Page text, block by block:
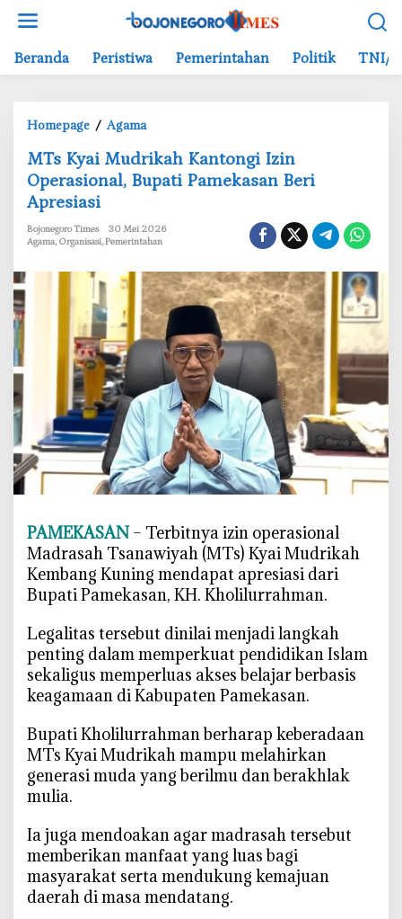
Beranda Peristiwa Pemerintahan Politik TNI/
Homepage / Agama
T
s
y
a
M
u
d
r
k
a
K
a
n
n
g
i
I
i
n
O
p
r
a
s
n
a
l
,
‎MTs Kyai Mudrikah Kantongi Izin
Operasional, Bupati Pamekasan Beri
Apresiasi
Bojonegoro Times
30 Mei 2026
Agama,Organisasi,Pemerintahan
PAMEKASAN– Terbitnya izin operasional
Madrasah Tsanawiyah (MTs) Kyai Mudrikah
Kembang Kuning mendapat apresiasi dari
Bupati Pamekasan, KH. Kholilurrahman.
‎Legalitas tersebut dinilai menjadi langkah
penting dalam memperkuat pendidikan Islam
sekaligus memperluas akses belajar berbasis
keagamaan di Kabupaten Pamekasan.
‎Bupati Kholilurrahman berharap keberadaan
MTs Kyai Mudrikah mampu melahirkan
generasi muda yang berilmu dan berakhlak
mulia.
‎Ia juga mendoakan agar madrasah tersebut
memberikan manfaat yang luas bagi
masyarakat serta mendukung kemajuan
daerah di masa mendatang.